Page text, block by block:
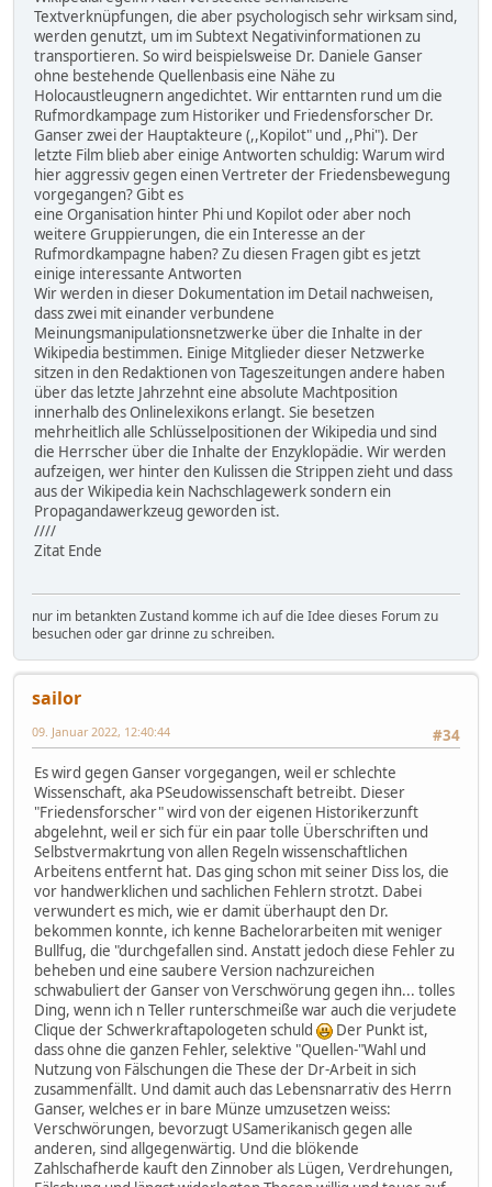
Textverknüpfungen, die aber psychologisch sehr wirksam sind,
werden genutzt, um im Subtext Negativinformationen zu
transportieren. So wird beispielsweise Dr. Daniele Ganser
ohne bestehende Quellenbasis eine Nähe zu
Holocaustleugnern angedichtet. Wir enttarnten rund um die
Rufmordkampage zum Historiker und Friedensforscher Dr.
Ganser zwei der Hauptakteure (,,Kopilot" und ,,Phi"). Der
letzte Film blieb aber einige Antworten schuldig: Warum wird
hier aggressiv gegen einen Vertreter der Friedensbewegung
vorgegangen? Gibt es
eine Organisation hinter Phi und Kopilot oder aber noch
weitere Gruppierungen, die ein Interesse an der
Rufmordkampagne haben? Zu diesen Fragen gibt es jetzt
einige interessante Antworten
Wir werden in dieser Dokumentation im Detail nachweisen,
dass zwei mit einander verbundene
Meinungsmanipulationsnetzwerke über die Inhalte in der
Wikipedia bestimmen. Einige Mitglieder dieser Netzwerke
sitzen in den Redaktionen von Tageszeitungen andere haben
über das letzte Jahrzehnt eine absolute Machtposition
innerhalb des Onlinelexikons erlangt. Sie besetzen
mehrheitlich alle Schlüsselpositionen der Wikipedia und sind
die Herrscher über die Inhalte der Enzyklopädie. Wir werden
aufzeigen, wer hinter den Kulissen die Strippen zieht und dass
aus der Wikipedia kein Nachschlagewerk sondern ein
Propagandawerkzeug geworden ist.
////
Zitat Ende
nur im betankten Zustand komme ich auf die Idee dieses Forum zu
besuchen oder gar drinne zu schreiben.
sailor
#34
09. Januar 2022, 12:40:44
Es wird gegen Ganser vorgegangen, weil er schlechte
Wissenschaft, aka PSeudowissenschaft betreibt. Dieser
"Friedensforscher" wird von der eigenen Historikerzunft
abgelehnt, weil er sich für ein paar tolle Überschriften und
Selbstvermakrtung von allen Regeln wissenschaftlichen
Arbeitens entfernt hat. Das ging schon mit seiner Diss los, die
vor handwerklichen und sachlichen Fehlern strotzt. Dabei
verwundert es mich, wie er damit überhaupt den Dr.
bekommen konnte, ich kenne Bachelorarbeiten mit weniger
Bullfug, die "durchgefallen sind. Anstatt jedoch diese Fehler zu
beheben und eine saubere Version nachzureichen
schwabuliert der Ganser von Verschwörung gegen ihn... tolles
Ding, wenn ich n Teller runterschmeiße war auch die verjudete
Clique der Schwerkraftapologeten schuld
Der Punkt ist,
dass ohne die ganzen Fehler, selektive "Quellen-"Wahl und
Nutzung von Fälschungen die These der Dr-Arbeit in sich
zusammenfällt. Und damit auch das Lebensnarrativ des Herrn
Ganser, welches er in bare Münze umzusetzen weiss:
Verschwörungen, bevorzugt USamerikanisch gegen alle
anderen, sind allgegenwärtig. Und die blökende
Zahlschafherde kauft den Zinnober als Lügen, Verdrehungen,